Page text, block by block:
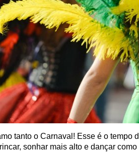
tanto o Carnaval! Esse é o tempo
sonhar mais alto e dançar